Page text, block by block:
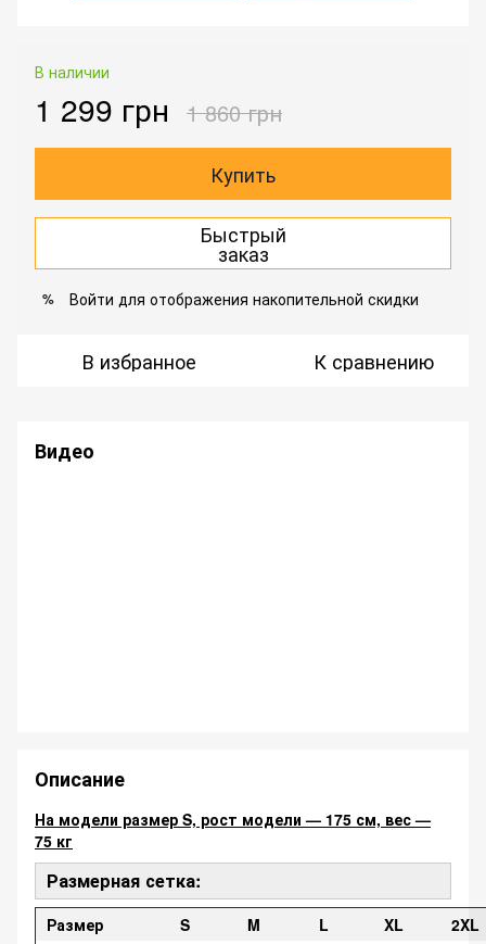
В наличии
1 299 грн 1 860 грн
Купить
Быстрый
заказ
% Войти для отображения накопительной скидки
В избранное К сравнению
Видео
Описание
На модели размер S, рост модели — 175 см, вес —
75 кг
Размерная сетка:
Размер S M L XL
2XL